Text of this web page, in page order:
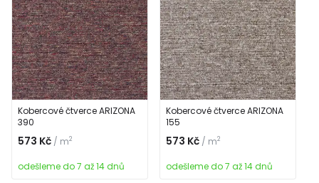
Kobercové čtverce ARIZONA
390
573 Kč / m2
odešleme do 7 až 14 dnů
Kobercové čtverce ARIZONA
155
573 Kč / m2
odešleme do 7 až 14 dnů